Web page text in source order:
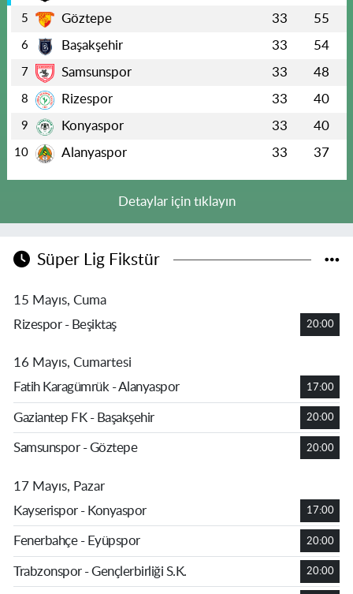
5 Göztepe 33 55
6 Başakşehir 33 54
7 Samsunspor 33 48
8 Rizespor 33 40
9 Konyaspor 33 40
10 Alanyaspor 33 37
Detaylar için tıklayın
Süper Lig Fikstür
15 Mayıs, Cuma
Rizespor - Beşiktaş
20:00
16 Mayıs, Cumartesi
Fatih Karagümrük - Alanyaspor
17:00
Gaziantep FK - Başakşehir 20:00
Samsunspor - Göztepe 20:00
17 Mayıs, Pazar
Kayserispor - Konyaspor
17:00
Fenerbahçe - Eyüpspor 20:00
Trabzonspor - Gençlerbirliği S.K. 20:00